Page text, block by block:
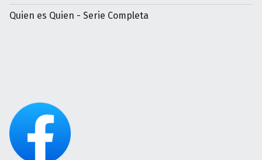
Quien es Quien - Serie Completa